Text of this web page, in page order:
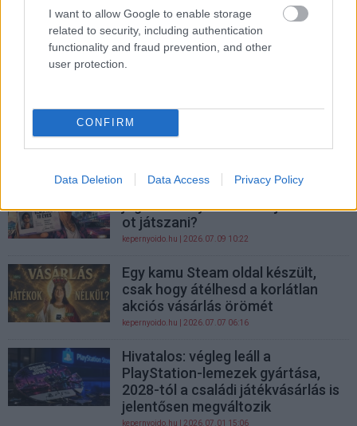
I want to allow Google to enable storage
related to security, including authentication
functionality and fraud prevention, and other
user protection.
CONFIRM
Data Deletion Data Access Privacy Policy
Az LG szerint 38 százalékkal
pontosabbak az FPS-játékosok
480 Hz-en
Kínában már örökölhetők a
játékosfiókok és a virtuális
tárgyak
Tényleg személyivel vagy
jogosítvánnyal lehet majd GTA 6-
ot játszani?
kepernyoido.hu | 2026.07.09 10:22
Egy kamu Steam oldal készült,
csak hogy átélhesd a korlátlan
akciós vásárlás örömét
kepernyoido.hu | 2026.07.07 06:16
Hivatalos: végleg leáll a
PlayStation-lemezek gyártása,
2028-tól a családi játékvásárlás is
jelentősen megváltozik
kepernyoido.hu | 2026.07.01 15:06